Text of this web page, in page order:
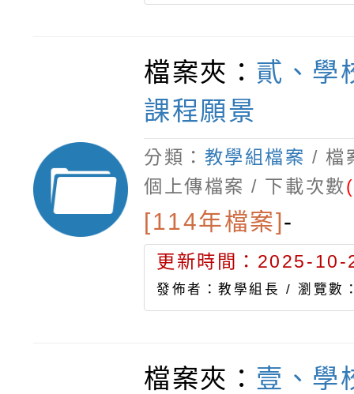
檔案夾： 貳、學
課程願景
分類： 教學組檔案 / 檔
個上傳檔案 / 下載次數
[114年檔案]-
更新時間：2025-
發佈者：教學組長 /瀏覽數
檔案夾： 壹、學